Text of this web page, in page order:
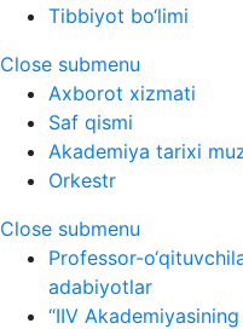
Tibbiyot bo‘limi
Close submenu
Axborot xizmati
Saf qismi
Akademiya tarixi
Orkestr
Close submenu
Professor-
adabiyotlar
“IIV